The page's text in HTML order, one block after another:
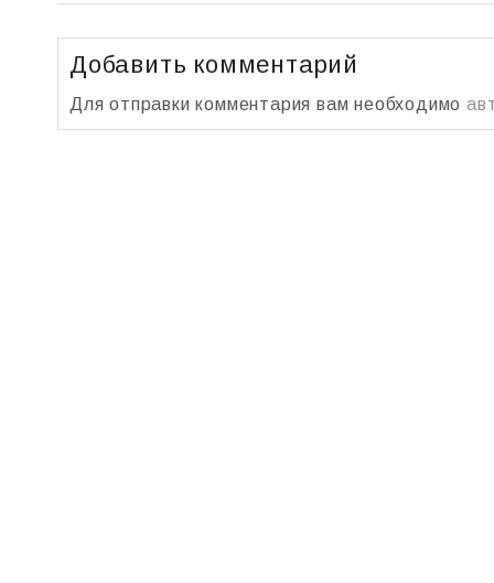
Добавить комментарий
Для отправки комментария вам необходимо